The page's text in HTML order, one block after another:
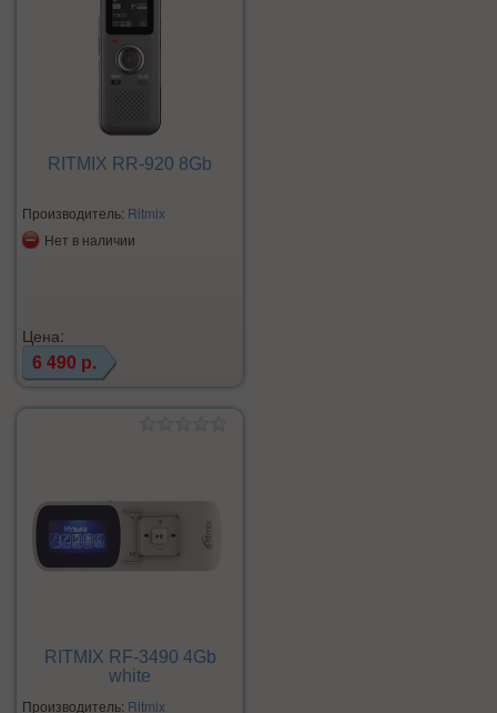
RITMIX RR-920 8Gb
Производитель: Ritmix
Нет в наличии
Цена:
6 490 р.
RITMIX RF-3490 4Gb
white
Производитель: Ritmix